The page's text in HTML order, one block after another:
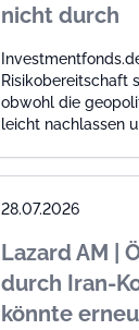
nicht durch
Risikobereitschaft
obwohl die
leicht nachlassen
28.07.2026
Lazard AM |
durch Iran-
könnte